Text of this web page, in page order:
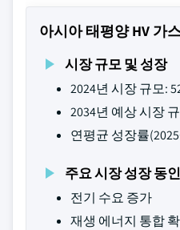
아시아 태평양 HV 가
시장 규모 및 성장
2024년 시장 규모:
2034년 예상 시장
연평균 성장률
주요 시장 성장 동인
전기 수요 증가
재생 에너지 통합